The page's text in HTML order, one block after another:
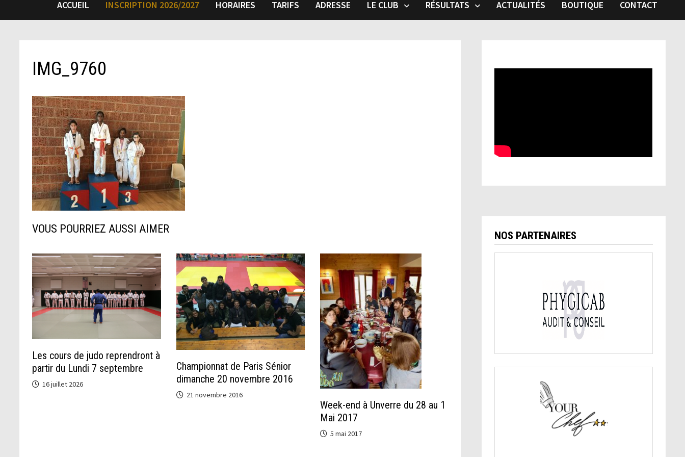
ACCUEIL INSCRIPTION 2026/2027 HORAIRES TARIFS ADRESSE LE CLUB RÉSULTATS ACTUALITÉS BOUTIQUE CONTACT
IMG_9760
VOUS POURRIEZ AUSSI AIMER
Les cours de judo reprendront à
partir du Lundi 7 septembre
16 juillet 2026
Championnat de Paris Sénior
dimanche 20 novembre 2016
21 novembre 2016
Week-end à Unverre du 28 au 1
Mai 2017
5 mai 2017
NOS PARTENAIRES